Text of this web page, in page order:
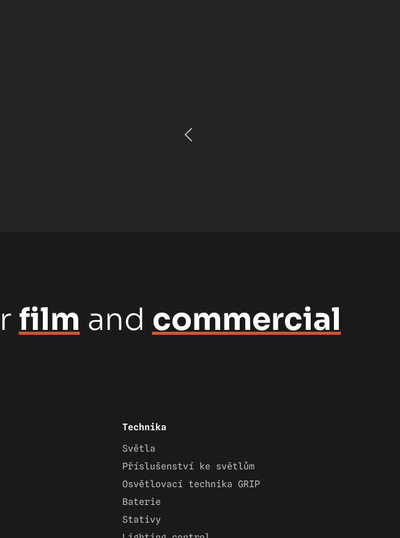
film and commercial
Technika
Světla
Příslušenství ke světlům
Osvětlovací technika GRIP
Baterie
Stativy